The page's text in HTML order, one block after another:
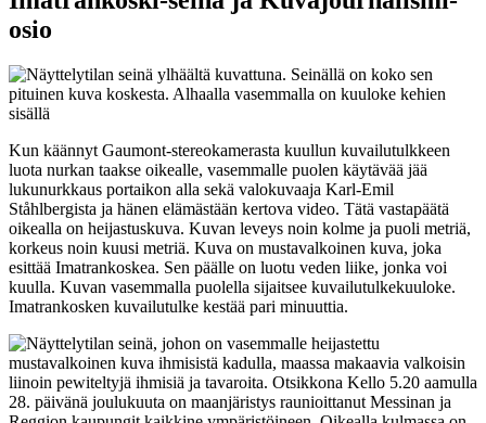
osio
Kun käännyt Gaumont-stereokamerasta kuullun kuvailutulkkeen
luota nurkan taakse oikealle, vasemmalle puolen käytävää jää
lukunurkkaus portaikon alla sekä valokuvaaja Karl-Emil
Ståhlbergista ja hänen elämästään kertova video. Tätä vastapäätä
oikealla on heijastuskuva. Kuvan leveys noin kolme ja puoli metriä,
korkeus noin kuusi metriä. Kuva on mustavalkoinen kuva, joka
esittää Imatrankoskea. Sen päälle on luotu veden liike, jonka voi
kuulla. Kuvan vasemmalla puolella sijaitsee kuvailutulkekuuloke.
Imatrankosken kuvailutulke kestää pari minuuttia.